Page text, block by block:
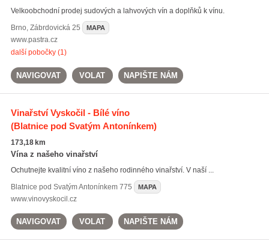
Velkoobchodní prodej sudových a lahvových vín a doplňků k vínu.
Brno, Zábrdovická 25 MAPA
www.pastra.cz
další pobočky (1)
NAVIGOVAT VOLAT NAPIŠTE NÁM
Vinařství Vyskočil - Bílé víno
(Blatnice pod Svatým Antonínkem)
173,18 km
Vína z našeho vinařství
Ochutnejte kvalitní víno z našeho rodinného vinařství. V naší ...
Blatnice pod Svatým Antonínkem775 MAPA
www.vinovyskocil.cz
NAVIGOVAT VOLAT NAPIŠTE NÁM